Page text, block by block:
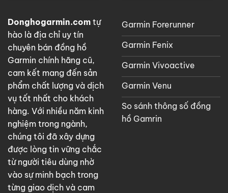
Donghogarmin.com tự
hào là địa chỉ uy tín
chuyên bán đồng hồ
Garmin chính hãng cũ,
cam kết mang đến sản
phẩm chất lượng và dịch
vụ tốt nhất cho khách
hàng. Với nhiều năm kinh
nghiệm trong ngành,
chúng tôi đã xây dựng
được lòng tin vững chắc
từ người tiêu dùng nhờ
vào sự minh bạch trong
từng giao dịch và cam
Garmin Forerunner
Garmin Fenix
Garmin Vivoactive
Garmin Venu
So sánh thông số đồng
hồ Gamrin